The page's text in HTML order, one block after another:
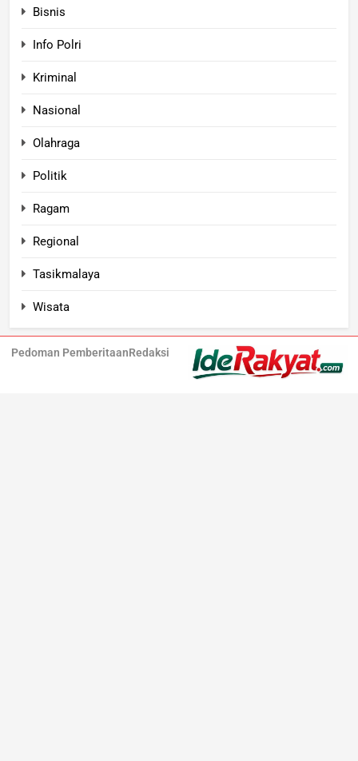
Bisnis
Info Polri
Kriminal
Nasional
Olahraga
Politik
Ragam
Regional
Tasikmalaya
Wisata
Pedoman PemberitaanRedaksi